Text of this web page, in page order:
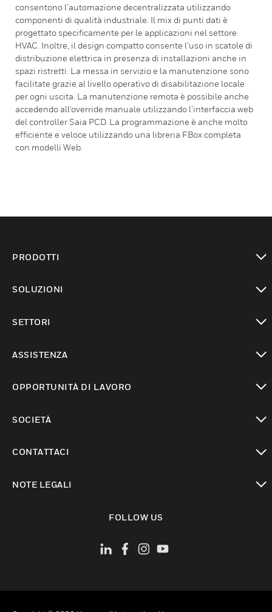
consentono l’automazione decentralizzata utilizzando
componenti di qualità industriale. Il mix di punti dati è
progettato specificamente per le applicazioni nel settore
HVAC. Inoltre, il design compatto consente l’uso in scatole di
distribuzione elettrica in presenza di installazioni anche in
spazi ristretti. La messa in servizio e la manutenzione sono
facilitate grazie al livello operativo di disabilitazione locale
per ogni uscita. La manutenzione remota è possibile anche
accedendo all'override manuale utilizzando l’interfaccia web
del controller Saia PCD. La programmazione è anche molto
efficiente e veloce utilizzando una libreria FBox completa
con modelli Web.
PRODOTTI
SOLUZIONI
SETTORI
ASSISTENZA
OPPORTUNITÀ DI LAVORO
SOCIETÀ
CONTATTACI
NOTE LEGALI
FOLLOW US